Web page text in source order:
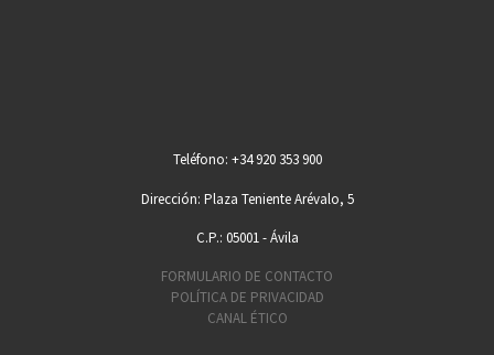
Teléfono: +34 920 353 900
Dirección: Plaza Teniente Arévalo, 5
C.P.: 05001 - Ávila
FORMULARIO DE CONTACTO
POLÍTICA DE PRIVACIDAD
CANAL ÉTICO